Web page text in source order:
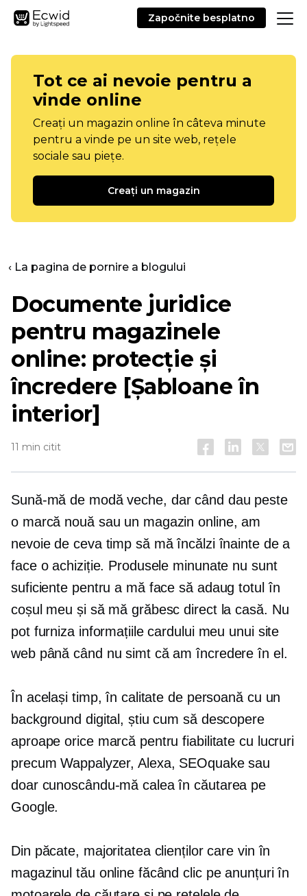
Započnite besplatno
Tot ce ai nevoie pentru a
vinde online
Creați un magazin online în câteva minute
pentru a vinde pe un site web, rețele
sociale sau piețe.
Creați un magazin
‹ La pagina de pornire a blogului
Documente juridice
pentru magazinele
online: protecție și
încredere [Șabloane în
interior]
11 min citit
Sună-măde modă veche, dar când dau peste
o marcă nouă sau un magazin online, am
nevoie de ceva timp să mă încălzi înainte de a
face o achiziție. Produsele minunate nu sunt
suficiente pentru a mă face să adaug totul în
coșul meu și să mă grăbesc direct la casă. Nu
pot furniza informațiile cardului meu unui site
web până când nu simt că am încredere în el.
În același timp, în calitate de persoană cu un
background digital, știu cum să descopere
aproape orice marcă pentru fiabilitate cu lucruri
precum Wappalyzer, Alexa, SEOquake sau
doar cunoscându-mă calea în căutarea pe
Google.
Din păcate, majoritatea clienților care vin în
magazinul tău online făcând clic pe anunțuri în